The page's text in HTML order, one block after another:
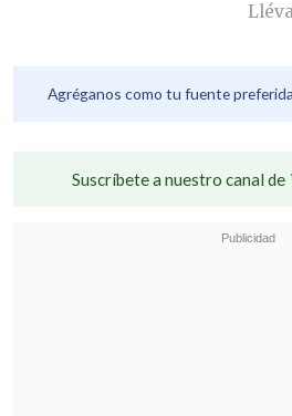
Agréganos como tu fuente
Suscríbete a nuestro canal de